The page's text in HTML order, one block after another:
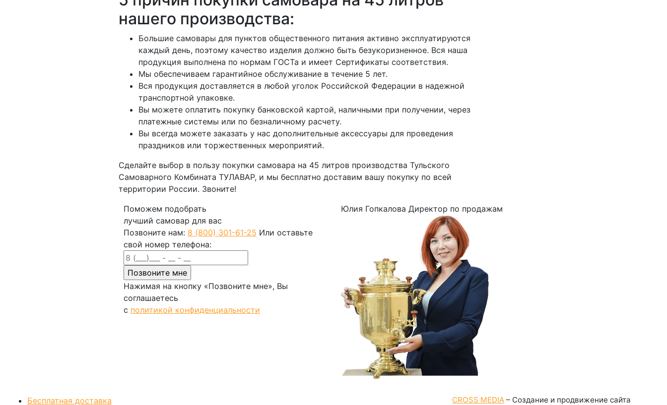
нашего производства:
Большие самовары для пунктов общественного питания активно эксплуатируются
каждый день, поэтому качество изделия должно быть безукоризненное. Вся наша
продукция выполнена по нормам ГОСТа и имеет Сертификаты соответствия.
Мы обеспечиваем гарантийное обслуживание в течение 5 лет.
Вся продукция доставляется в любой уголок Российской Федерации в надежной
транспортной упаковке.
Вы можете оплатить покупку банковской картой, наличными при получении, через
платежные системы или по безналичному расчету.
Вы всегда можете заказать у нас дополнительные аксессуары для проведения
праздников или торжественных мероприятий.
Сделайте выбор в пользу покупки самовара на 45 литров производства Тульского
Самоварного Комбината ТУЛАВАР, и мы бесплатно доставим вашу покупку по всей
территории России. Звоните!
Поможем подобрать
лучший самовар для вас
Позвоните нам: 8 (800) 301-61-25 Или оставьте
свой номер телефона:
Нажимая на кнопку «Позвоните мне», Вы
соглашаетесь
с политикой конфиденциальности
Юлия Гопкалова Директор по продажам
Бесплатная доставка
CROSS MEDIA – Создание и продвижение сайта